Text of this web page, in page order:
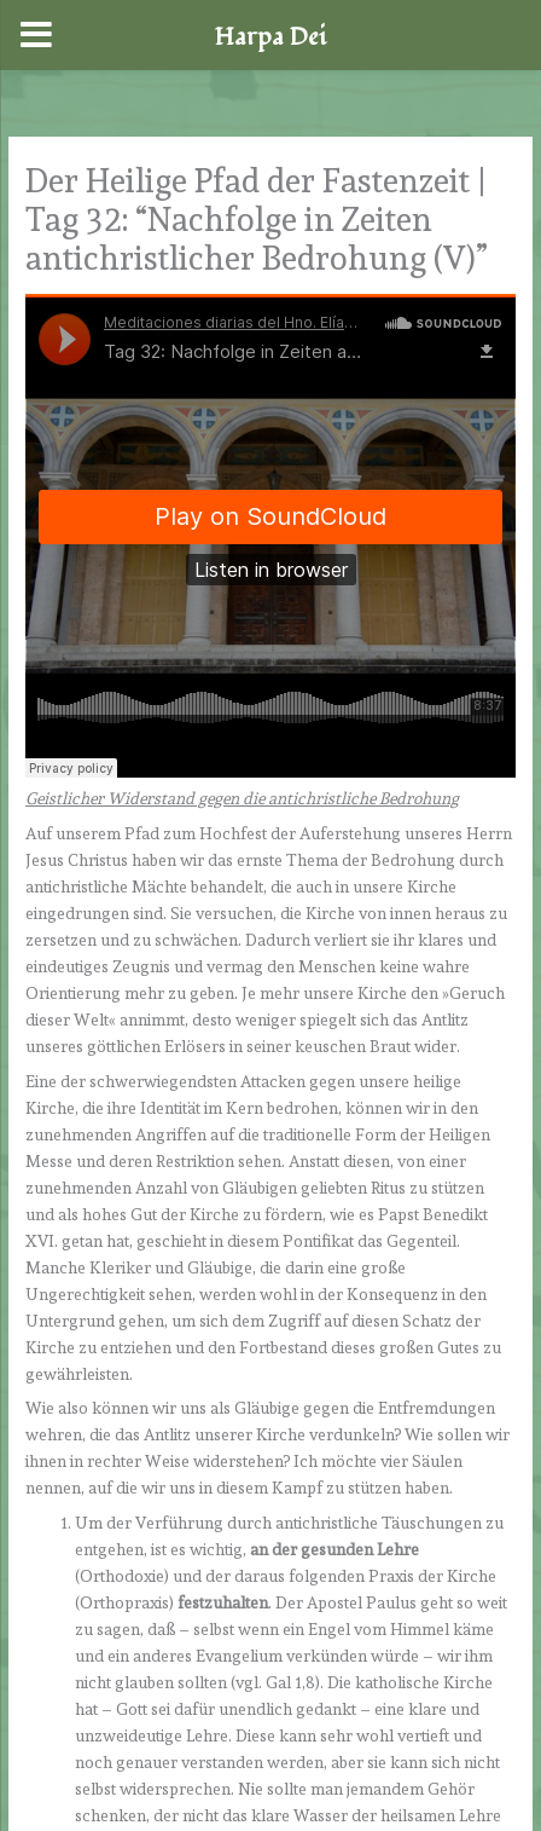
springen
Der Heilige Pfad der Fastenzeit |
Tag 32: “Nachfolge in Zeiten
antichristlicher Bedrohung (V)”
Geistlicher Widerstand gegen die antichristliche Bedrohung
Auf unserem Pfad zum Hochfest der Auferstehung unseres Herrn
Jesus Christus haben wir das ernste Thema der Bedrohung durch
antichristliche Mächte behandelt, die auch in unsere Kirche
eingedrungen sind. Sie versuchen, die Kirche von innen heraus zu
zersetzen und zu schwächen. Dadurch verliert sie ihr klares und
eindeutiges Zeugnis und vermag den Menschen keine wahre
Orientierung mehr zu geben. Je mehr unsere Kirche den »Geruch
dieser Welt« annimmt, desto weniger spiegelt sich das Antlitz
unseres göttlichen Erlösers in seiner keuschen Braut wider.
Eine der schwerwiegendsten Attacken gegen unsere heilige
Kirche, die ihre Identität im Kern bedrohen, können wir in den
zunehmenden Angriffen auf die traditionelle Form der Heiligen
Messe und deren Restriktion sehen. Anstatt diesen, von einer
zunehmenden Anzahl von Gläubigen geliebten Ritus zu stützen
und als hohes Gut der Kirche zu fördern, wie es Papst Benedikt
XVI. getan hat, geschieht in diesem Pontifikat das Gegenteil.
Manche Kleriker und Gläubige, die darin eine große
Ungerechtigkeit sehen, werden wohl in der Konsequenz in den
Untergrund gehen, um sich dem Zugriff auf diesen Schatz der
Kirche zu entziehen und den Fortbestand dieses großen Gutes zu
gewährleisten.
Wie also können wir uns als Gläubige gegen die Entfremdungen
wehren, die das Antlitz unserer Kirche verdunkeln? Wie sollen wir
ihnen in rechter Weise widerstehen? Ich möchte vier Säulen
nennen, auf die wir uns in diesem Kampf zu stützen haben.
Um der Verführung durch antichristliche Täuschungen zu
entgehen, ist es wichtig, an der gesunden Lehre
(Orthodoxie) und der daraus folgenden Praxis der Kirche
(Orthopraxis)festzuhalten. Der Apostel Paulus geht so weit
zu sagen, daß – selbst wenn ein Engel vom Himmel käme
und ein anderes Evangelium verkünden würde – wir ihm
nicht glauben sollten (vgl. Gal 1,8). Die katholische Kirche
hat – Gott sei dafür unendlich gedankt – eine klare und
unzweideutige Lehre. Diese kann sehr wohl vertieft und
noch genauer verstanden werden, aber sie kann sich nicht
selbst widersprechen. Nie sollte man jemandem Gehör
schenken, der nicht das klare Wasser der heilsamen Lehre
Harpa Dei